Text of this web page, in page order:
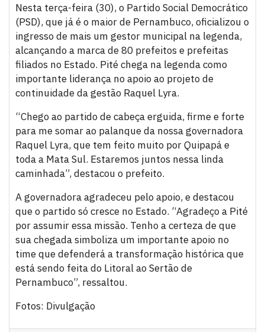
Nesta terça-feira (30), o Partido Social Democrático
(PSD), que já é o maior de Pernambuco, oficializou o
ingresso de mais um gestor municipal na legenda,
alcançando a marca de 80 prefeitos e prefeitas
filiados no Estado. Pité chega na legenda como
importante liderança no apoio ao projeto de
continuidade da gestão Raquel Lyra.
“Chego ao partido de cabeça erguida, firme e forte
para me somar ao palanque da nossa governadora
Raquel Lyra, que tem feito muito por Quipapá e
toda a Mata Sul. Estaremos juntos nessa linda
caminhada”, destacou o prefeito.
A governadora agradeceu pelo apoio, e destacou
que o partido só cresce no Estado. “Agradeço a Pité
por assumir essa missão. Tenho a certeza de que
sua chegada simboliza um importante apoio no
time que defenderá a transformação histórica que
está sendo feita do Litoral ao Sertão de
Pernambuco”, ressaltou.
Fotos: Divulgação